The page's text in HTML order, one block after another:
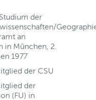
der
an
in München, 2.
1977
der CSU
der
(FU) in